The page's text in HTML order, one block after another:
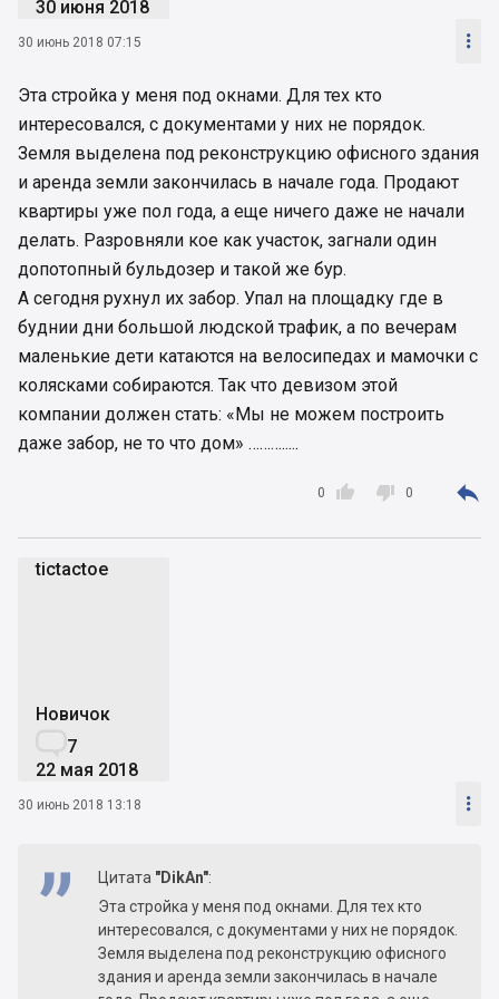
30 июня 2018
30 июнь 2018 07:15 
Эта стройка у меня под окнами. Для тех кто
интересовался, с документами у них не порядок.
Земля выделена под реконструкцию офисного здания
и аренда земли закончилась в начале года. Продают
квартиры уже пол года, а еще ничего даже не начали
делать. Разровняли кое как участок, загнали один
допотопный бульдозер и такой же бур.
А сегодня рухнул их забор. Упал на площадку где в
буднии дни большой людской трафик, а по вечерам
маленькие дети катаются на велосипедах и мамочки с
колясками собираются. Так что девизом этой
компании должен стать: «Мы не можем построить
даже забор, не то что дом» ……….....

0  0 
tictactoe
Новичок
7
22 мая 2018
30 июнь 2018 13:18 
Цитата "DikAn":
Эта стройка у меня под окнами. Для тех кто
интересовался, с документами у них не порядок.
Земля выделена под реконструкцию офисного
здания и аренда земли закончилась в начале